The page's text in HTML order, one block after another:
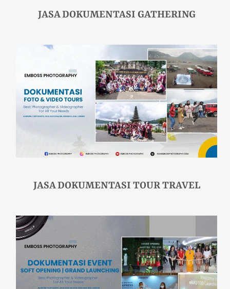
JASA DOKUMENTASI GATHERING
JASA DOKUMENTASI TOUR TRAVEL